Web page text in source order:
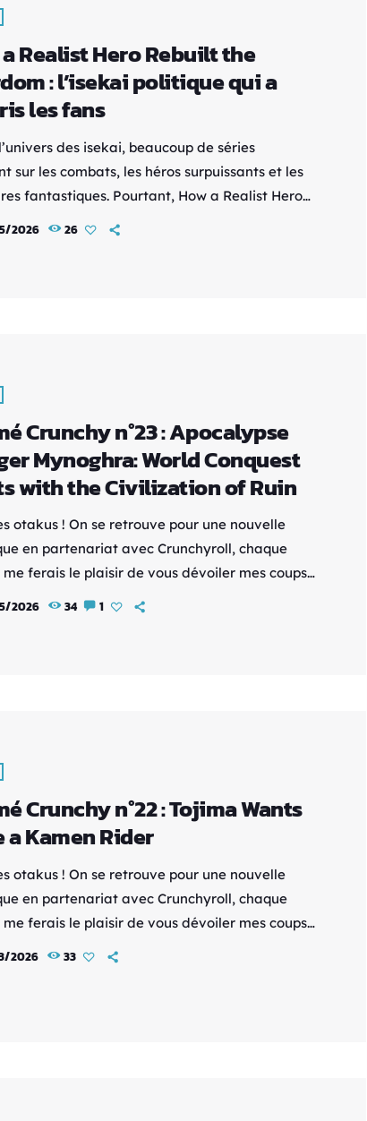
Realist Hero Rebuilt the
: l’isekai politique qui a
les fans
des isekai, beaucoup de séries
sur les combats, les héros surpuissants et les
fantastiques. Pourtant, How a Realist Hero
the Kingdom a choisi une approche totalement
2026 26
Crunchy n°23 : Apocalypse
Mynoghra: World Conquest
with the Civilization of Ruin
otakus ! On se retrouve pour une nouvelle
en partenariat avec Crunchyroll, chaque
me ferais le plaisir de vous dévoiler mes coups
disponibles sur la plateforme. Synopsis :
2026 34 1
Crunchy n°22 : Tojima Wants
a Kamen Rider
otakus ! On se retrouve pour une nouvelle
en partenariat avec Crunchyroll, chaque
me ferais le plaisir de vous dévoiler mes coups
disponibles sur la plateforme. Synopsis : À
2026 33